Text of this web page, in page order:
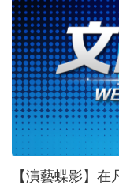
【演藝蝶影】